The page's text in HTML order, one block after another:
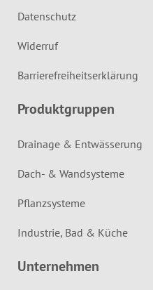
Datenschutz
Widerruf
Barrierefreiheitserklärung
Produktgruppen
Drainage & Entwässerung
Dach- & Wandsysteme
Pflanzsysteme
Industrie, Bad & Küche
Unternehmen